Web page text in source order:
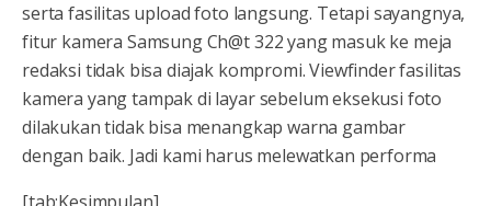
serta fasilitas upload foto langsung. Tetapi sayangnya,
fitur kamera Samsung Ch@t 322 yang masuk ke meja
redaksi tidak bisa diajak kompromi. Viewfinder fasilitas
kamera yang tampak di layar sebelum eksekusi foto
dilakukan tidak bisa menangkap warna gambar
dengan baik. Jadi kami harus melewatkan performa